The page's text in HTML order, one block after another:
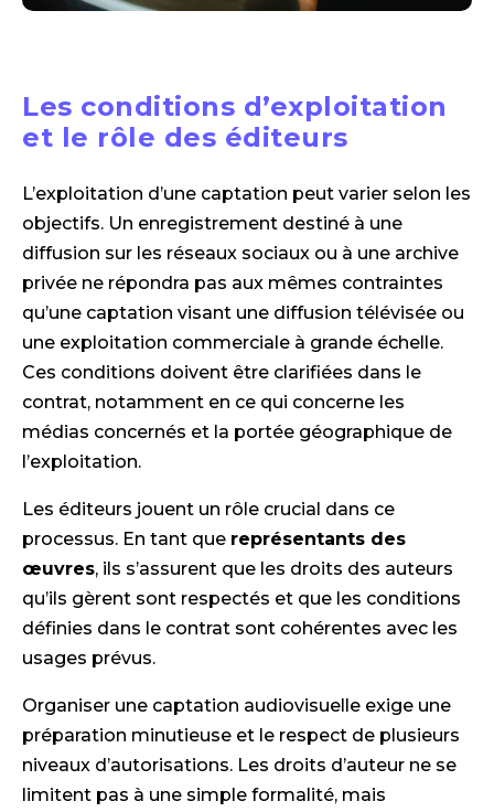
Les conditions d’exploitation
et le rôle des éditeurs
L’exploitation d’une captation peut varier selon les
objectifs. Un enregistrement destiné à une
diffusion sur les réseaux sociaux ou à une archive
privée ne répondra pas aux mêmes contraintes
qu’une captation visant une diffusion télévisée ou
une exploitation commerciale à grande échelle.
Ces conditions doivent être clarifiées dans le
contrat, notamment en ce qui concerne les
médias concernés et la portée géographique de
l’exploitation.
Les éditeurs jouent un rôle crucial dans ce
processus. En tant que représentants des
œuvres, ils s’assurent que les droits des auteurs
qu’ils gèrent sont respectés et que les conditions
définies dans le contrat sont cohérentes avec les
usages prévus.
Organiser une captation audiovisuelle exige une
préparation minutieuse et le respect de plusieurs
niveaux d’autorisations. Les droits d’auteur ne se
limitent pas à une simple formalité, mais